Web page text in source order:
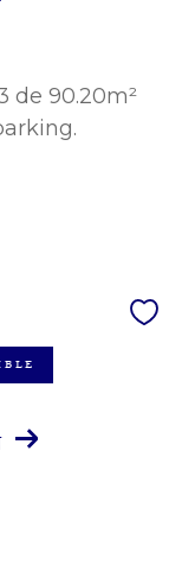
de 90.20m²
Nouveautés